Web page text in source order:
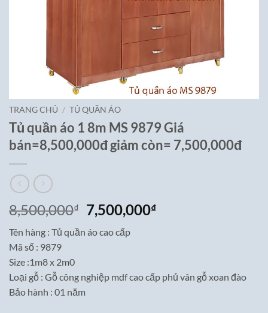
TRANG CHỦ / TỦ QUẦN ÁO
Tủ quần áo 1 8m MS 9879 Giá
bán=8,500,000đ giảm còn= 7,500,000đ
8,500,000₫
Giá
gốc
là:
7,500,000₫Giá
Tên hàng : Tủ quần áo cao cấp
Mã số : 9879
Size :1m8 x 2m0
Loại gỗ : Gỗ công nghiệp mdf cao cấp phủ vân gỗ xoan đào
Bảo hành : 01 năm